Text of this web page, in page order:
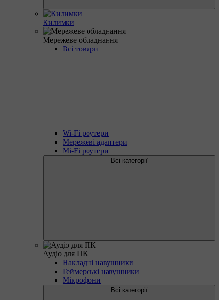
Килимки
Мережеве обладнання
Всі товари
Wi-Fi роутери
Мережеві адаптери
Mi-Fi роутери
Всі категорії
Аудіо для ПК
Накладні навушники
Геймерські навушники
Мікрофони
Всі категорії